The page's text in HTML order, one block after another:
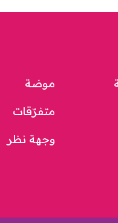
موضة
متفرّقات
وجهة نظر